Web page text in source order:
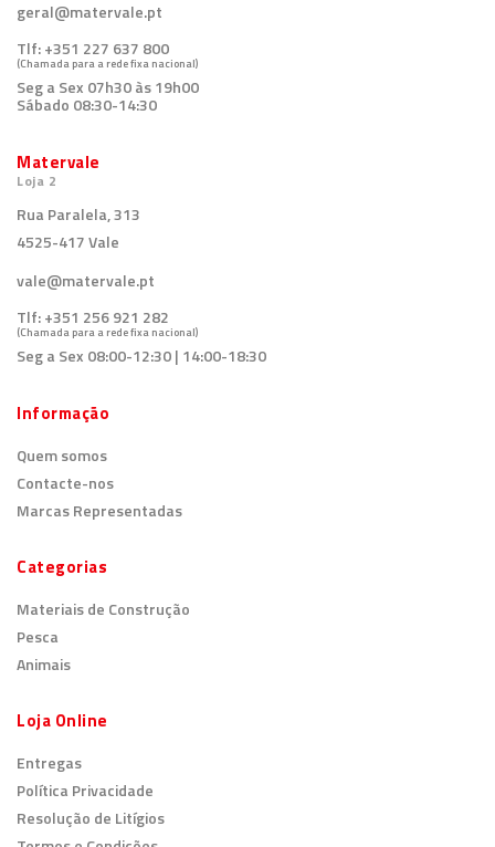
geral@matervale.pt
Tlf:+351 227 637 800
(Chamada para a rede fixa nacional)
Seg a Sex 07h30 às 19h00
Sábado 08:30-14:30
Matervale
Loja 2
Rua Paralela, 313
4525-417 Vale
vale@matervale.pt
Tlf:+351 256 921 282
(Chamada para a rede fixa nacional)
Seg a Sex 08:00-12:30 | 14:00-18:30
Informação
Quem somos
Contacte-nos
Marcas Representadas
Categorias
Materiais de Construção
Pesca
Animais
Loja Online
Entregas
Política Privacidade
Resolução de Litígios